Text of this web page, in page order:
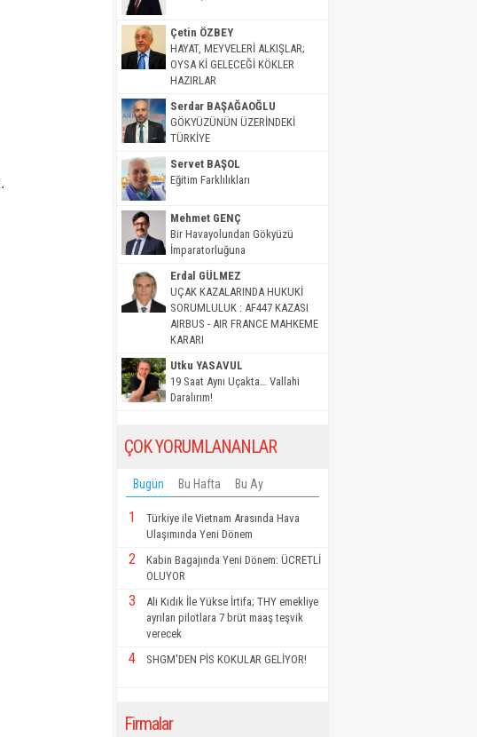
Çetin ÖZBEY
HAYAT, MEYVELERİ ALKIŞLAR;
OYSA Kİ GELECEĞİ KÖKLER
HAZIRLAR
Serdar BAŞAĞAOĞLU
GÖKYÜZÜNÜN ÜZERİNDEKİ
TÜRKİYE
Servet BAŞOL
Eğitim Farklılıkları
Mehmet GENÇ
Bir Havayolundan Gökyüzü
İmparatorluğuna
Erdal GÜLMEZ
UÇAK KAZALARINDA HUKUKİ
SORUMLULUK : AF447 KAZASI
AIRBUS - AIR FRANCE MAHKEME
KARARI
Utku YASAVUL
19 Saat Aynı Uçakta… Vallahi
Daralırım!
ÇOK YORUMLANANLAR
Bugün Bu Hafta Bu Ay
1
Türkiye ile Vietnam Arasında Hava
Ulaşımında Yeni Dönem
2
Kabin Bagajında Yeni Dönem: ÜCRETLİ
OLUYOR
3
Ali Kıdık İle Yükse İrtifa; THY emekliye
ayrılan pilotlara 7 brüt maaş teşvik
verecek
4 SHGM'DEN PİS KOKULAR GELİYOR!
Firmalar